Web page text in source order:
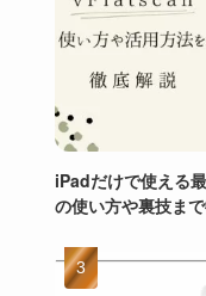
iPadだけで使える
の使い方や裏技ま